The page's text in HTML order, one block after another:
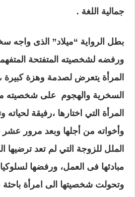
جمالية اللغة .
بطل الرواية “ميلاد” الذى واجه
ورفضه لشخصيته المتفتحة
المرأة يتعرض لصدمة وهزة
السخرية والهجوم على شخصيته
المرأة التي اختارها ،رفيقة
وأخواته من أجلها وبعد مرور
الملل للزوجة التي لم تعد
مبادئها فى العمل، ورفضها
وتحولت شخصيتها الى امرأة باحثة